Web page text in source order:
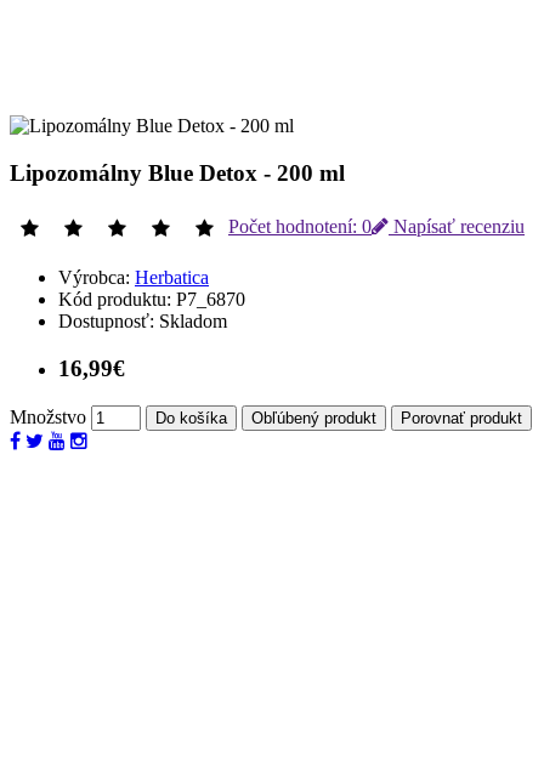
Lipozomálny Blue Detox - 200 ml
Počet hodnotení: 0 Napísať recenziu
Výrobca: Herbatica
Kód produktu: P7_6870
Dostupnosť: Skladom
16,99€
Množstvo Do košíka Obľúbený produkt Porovnať produkt